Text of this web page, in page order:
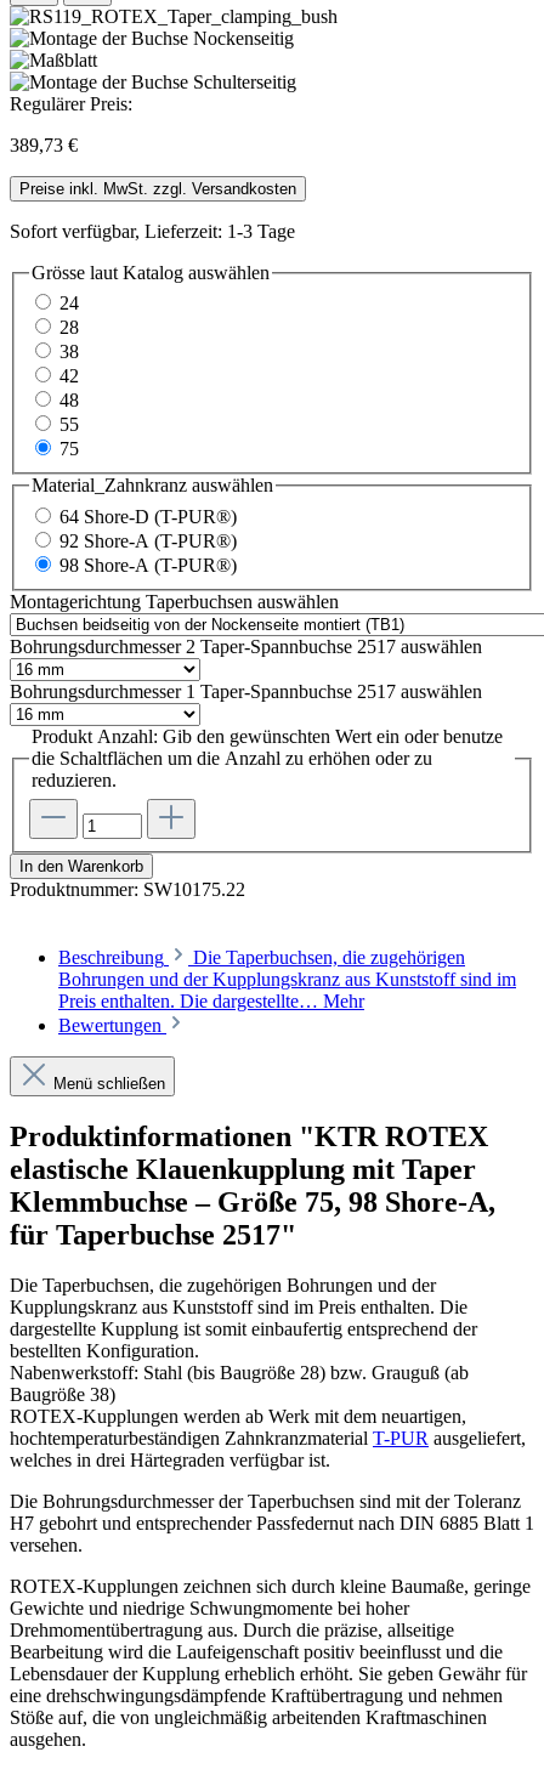
Regulärer Preis:
389,73 €
Preise inkl. MwSt. zzgl. Versandkosten
Sofort verfügbar, Lieferzeit: 1-3 Tage
Grösse laut Katalog auswählen
24
28
38
42
48
55
75
Material_Zahnkranz auswählen
64 Shore-D (T-PUR®)
92 Shore-A (T-PUR®)
98 Shore-A (T-PUR®)
Montagerichtung Taperbuchsen auswählen
Bohrungsdurchmesser 2 Taper-Spannbuchse 2517 auswählen
Bohrungsdurchmesser 1 Taper-Spannbuchse 2517 auswählen
Produkt Anzahl: Gib den gewünschten Wert ein oder benutze
die Schaltflächen um die Anzahl zu erhöhen oder zu
reduzieren.
In den Warenkorb
Produktnummer: SW10175.22
Beschreibung
Die Taperbuchsen, die zugehörigen
Bohrungen und der Kupplungskranz aus Kunststoff sind im
Preis enthalten. Die dargestellte… Mehr
Bewertungen
Menü schließen
Produktinformationen "KTR ROTEX
elastische Klauenkupplung mit Taper
Klemmbuchse – Größe 75, 98 Shore-A,
für Taperbuchse 2517"
Die Taperbuchsen, die zugehörigen Bohrungen und der
Kupplungskranz aus Kunststoff sind im Preis enthalten. Die
dargestellte Kupplung ist somit einbaufertig entsprechend der
bestellten Konfiguration.
Nabenwerkstoff: Stahl (bis Baugröße 28) bzw. Grauguß (ab
Baugröße 38)
ROTEX-Kupplungen werden ab Werk mit dem neuartigen,
hochtemperaturbeständigen Zahnkranzmaterial T-PUR ausgeliefert,
welches in drei Härtegraden verfügbar ist.
Die Bohrungsdurchmesser der Taperbuchsen sind mit der Toleranz
H7 gebohrt und entsprechender Passfedernut nach DIN 6885 Blatt 1
versehen.
ROTEX-Kupplungen zeichnen sich durch kleine Baumaße, geringe
Gewichte und niedrige Schwungmomente bei hoher
Drehmomentübertragung aus. Durch die präzise, allseitige
Bearbeitung wird die Laufeigenschaft positiv beeinflusst und die
Lebensdauer der Kupplung erheblich erhöht. Sie geben Gewähr für
eine drehschwingungsdämpfende Kraftübertragung und nehmen
Stöße auf, die von ungleichmäßig arbeitenden Kraftmaschinen
ausgehen.